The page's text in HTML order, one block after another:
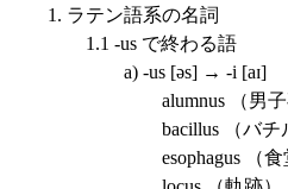
1. ラテン語系の名詞
1.1 -us で終わる語
a) -us [əs] → -i [aɪ]
alumnus （男子卒
bacillus （バチル
esophagus （食堂